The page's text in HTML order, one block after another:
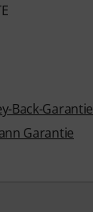
Back-Garantie
Garantie